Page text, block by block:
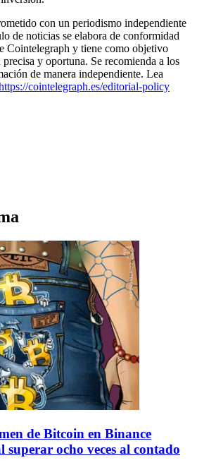
con un periodismo independiente
de noticias se elabora de conformidad
Cointelegraph y tiene como objetivo
y oportuna. Se recomienda a los
de manera independiente. Lea
cointelegraph.es/editorial-policy
de Bitcoin en Binance
superar ocho veces al contado